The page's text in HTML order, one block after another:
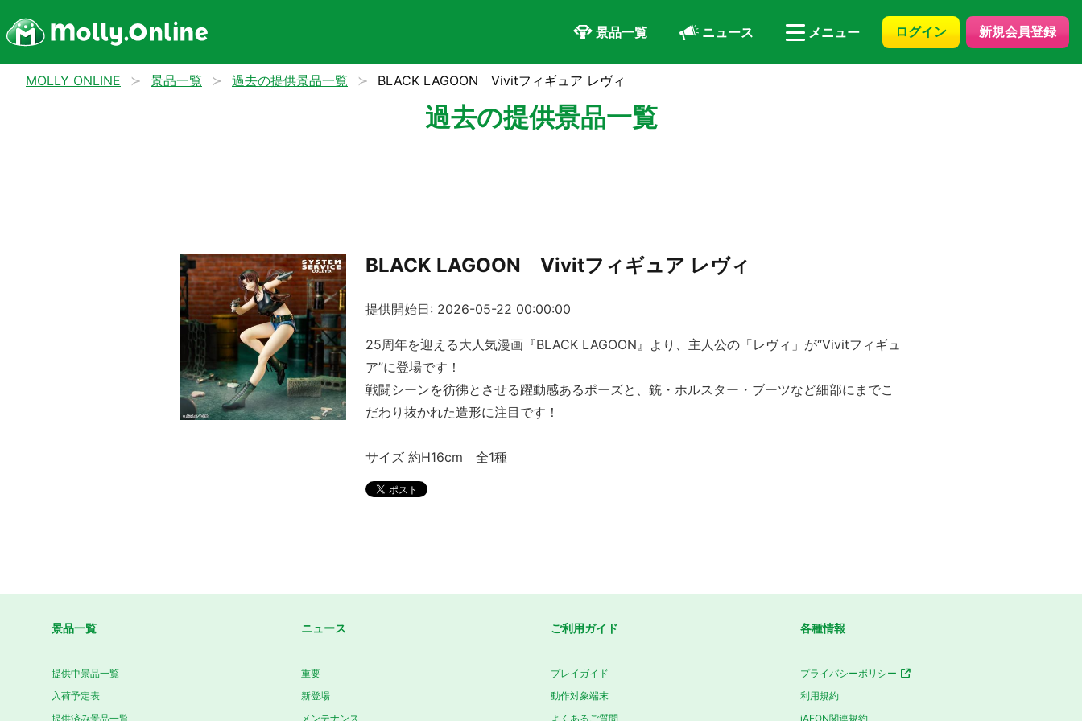
景品一覧 ニュース メニュー ログイン 新規会員登録
MOLLY ONLINE 景品一覧 過去の提供景品一覧 BLACK LAGOON Vivitフィギュア レヴィ
過去の提供景品一覧
BLACK LAGOON Vivitフィギュア レヴィ
提供開始日: 2026-05-22 00:00:00
25周年を迎える大人気漫画『BLACK LAGOON』より、主人公の「レヴィ」が“Vivitフィギュ
ア”に登場です！
戦闘シーンを彷彿とさせる躍動感あるポーズと、銃・ホルスター・ブーツなど細部にまでこ
だわり抜かれた造形に注目です！
サイズ 約H16cm 全1種
景品一覧
提供中景品一覧
入荷予定表
提供済み景品一覧
ニュース
重要
新登場
メンテナンス
ご利用ガイド
プレイガイド
動作対象端末
よくあるご質問
各種情報
プライバシーポリシー
利用規約
iAEON関連規約